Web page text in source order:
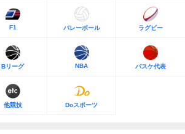
F1 バレーボール ラグビー
Bリーグ NBA バスケ代表
他競技 Doスポーツ